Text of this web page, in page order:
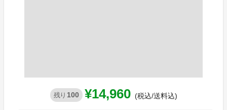
残り 100 ¥14,960 (税込/送料込)